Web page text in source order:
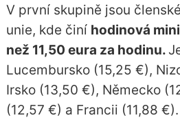
V první skupině jsou
unie, kde činí hodinová
než 11,50 eura za hodinu.
Lucembursko (15,25 €),
Irsko (13,50 €), Německo
(12,57 €) a Francii (11,88 €).